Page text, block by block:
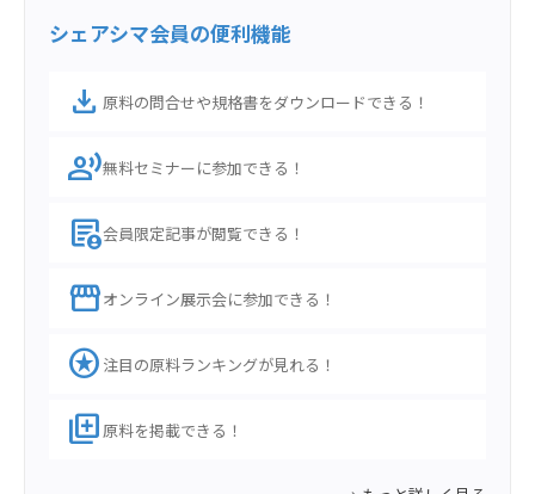
シェアシマ会員の便利機能
download 原料の問合せや規格書をダウンロードできる！
record_voice_over無料セミナーに参加できる！
demography会員限定記事が閲覧できる！
storefrontオンライン展示会に参加できる！
stars 注目の原料ランキングが見れる！
library_add 原料を掲載できる！